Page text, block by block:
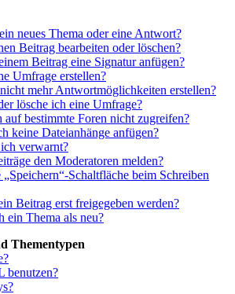
neues Thema oder eine Antwort?
Beitrag bearbeiten oder löschen?
Beitrag eine Signatur anfügen?
Umfrage erstellen?
mehr Antwortmöglichkeiten erstellen?
lösche ich eine Umfrage?
auf bestimmte Foren nicht zugreifen?
keine Dateianhänge anfügen?
verwarnt?
den Moderatoren melden?
Schaltfläche beim Schreiben
Beitrag erst freigegeben werden?
ein Thema als neu?
Thementypen
benutzen?